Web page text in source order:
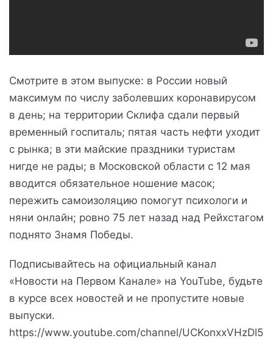
Смотрите в этом выпуске: в России новый
максимум по числу заболевших коронавирусом
в день; на территории Склифа сдали первый
временный госпиталь; пятая часть нефти уходит
с рынка; в эти майские праздники туристам
нигде не рады; в Московской области с 12 мая
вводится обязательное ношение масок;
пережить самоизоляцию помогут психологи и
няни онлайн; ровно 75 лет назад над Рейхстагом
поднято Знамя Победы.
Подписывайтесь на официальный канал
«Новости на Первом Канале» на YouTube, будьте
в курсе всех новостей и не пропустите новые
выпуски.
https://www.youtube.com/channel/UCKonxxVHzDl5